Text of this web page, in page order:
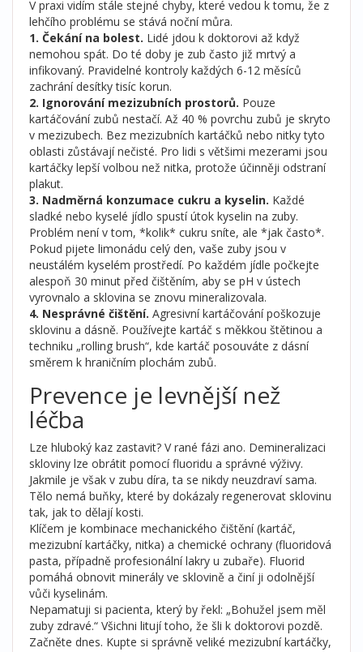
V praxi vidím stále stejné chyby, které vedou k tomu, že z
lehčího problému se stává noční můra.
1. Čekání na bolest. Lidé jdou k doktorovi až když
nemohou spát. Do té doby je zub často již mrtvý a
infikovaný. Pravidelné kontroly každých 6-12 měsíců
zachrání desítky tisíc korun.
2. Ignorování mezizubních prostorů. Pouze
kartáčování zubů nestačí. Až 40 % povrchu zubů je skryto
v mezizubech. Bez mezizubních kartáčků nebo nitky tyto
oblasti zůstávají nečisté. Pro lidi s většimi mezerami jsou
kartáčky lepší volbou než nitka, protože účinněji odstraní
plakut.
3. Nadměrná konzumace cukru a kyselin. Každé
sladké nebo kyselé jídlo spustí útok kyselin na zuby.
Problém není v tom, *kolik* cukru sníte, ale *jak často*.
Pokud pijete limonádu celý den, vaše zuby jsou v
neustálém kyselém prostředí. Po každém jídle počkejte
alespoň 30 minut před čištěním, aby se pH v ústech
vyrovnalo a sklovina se znovu mineralizovala.
4. Nesprávné čištění. Agresivní kartáčování poškozuje
sklovinu a dásně. Používejte kartáč s měkkou štětinou a
techniku „rolling brush“, kde kartáč posouváte z dásní
směrem k hraničním plochám zubů.
Prevence je levnější než
léčba
Lze hluboký kaz zastavit? V rané fázi ano. Demineralizaci
skloviny lze obrátit pomocí fluoridu a správné výživy.
Jakmile je však v zubu díra, ta se nikdy neuzdraví sama.
Tělo nemá buňky, které by dokázaly regenerovat sklovinu
tak, jak to dělají kosti.
Klíčem je kombinace mechanického čištění (kartáč,
mezizubní kartáčky, nitka) a chemické ochrany (fluoridová
pasta, případně profesionální lakry u zubaře). Fluorid
pomáhá obnovit minerály ve sklovině a činí ji odolnější
vůči kyselinám.
Nepamatuji si pacienta, který by řekl: „Bohužel jsem měl
zuby zdravé.“ Všichni litují toho, že šli k doktorovi pozdě.
Začněte dnes. Kupte si správně veliké mezizubní kartáčky,